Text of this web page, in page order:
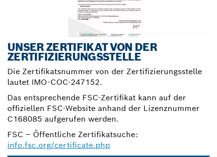
UNSER ZERTIFIKAT VON DER
ZERTIFIZIERUNGSSTELLE
Die Zertifikatsnummer von der Zertifizierungsstelle
lautet IMO-COC-247152.
Das entsprechende FSC-Zertifikat kann auf der
offiziellen FSC-Website anhand der Lizenznummer
C168085 aufgerufen werden.
FSC – Öffentliche Zertifikatsuche:
info.fsc.org/certificate.php